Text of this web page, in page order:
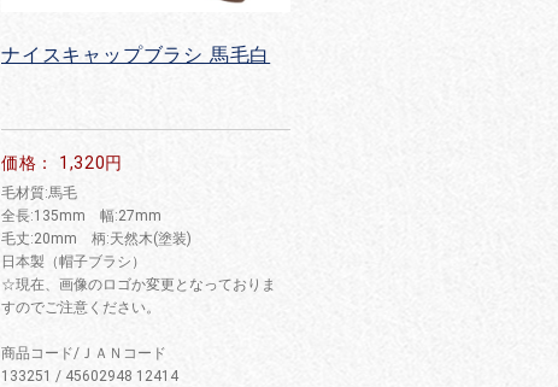
ナイスキャップブラシ 馬毛白
価格： 1,320円
毛材質:馬毛
全長:135mm 幅:27mm
毛丈:20mm 柄:天然木(塗装)
日本製（帽子ブラシ）
☆現在、画像のロゴか変更となっておりま
すのでご注意ください。
商品コード/ＪＡＮコード
133251 / 45602948 12414